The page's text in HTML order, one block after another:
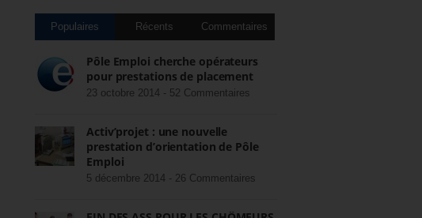
Populaires Récents Commentaires
Pôle Emploi cherche opérateurs
pour prestations de placement
23 octobre 2014 - 52 Commentaires
Activ’projet : une nouvelle
prestation d’orientation de Pôle
Emploi
5 décembre 2014 - 26 Commentaires